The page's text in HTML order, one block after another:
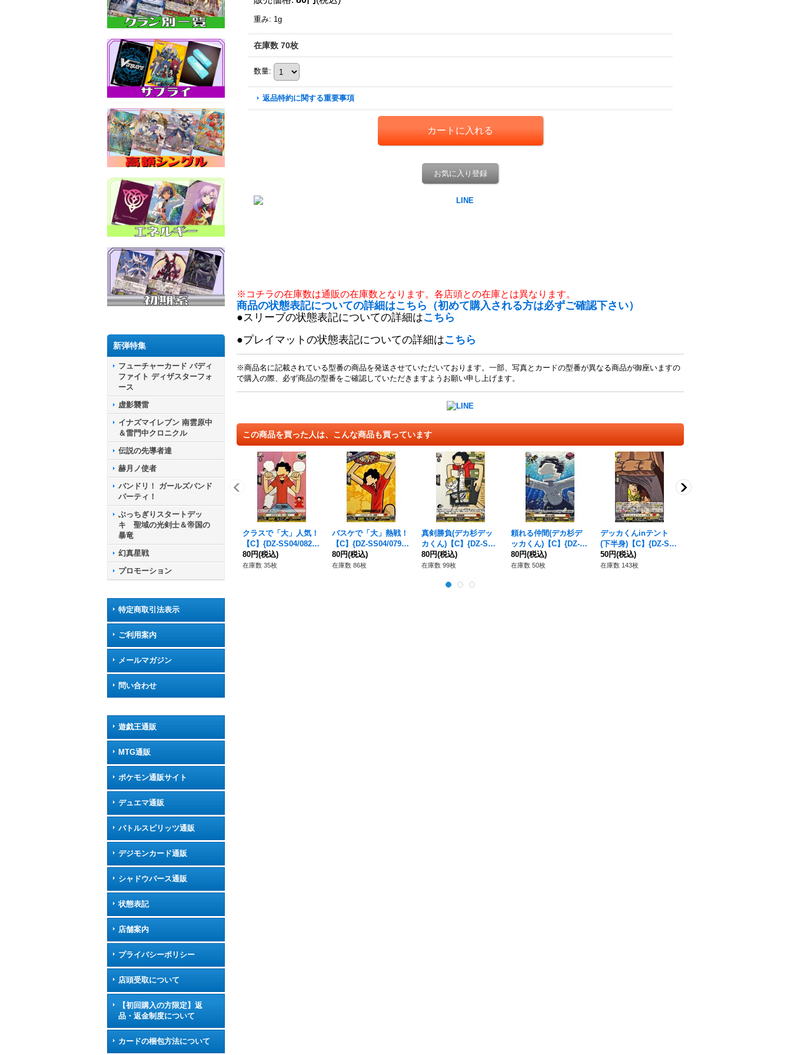
新弾特集
フューチャーカード バディ
ファイト ディザスターフォ
ース
虚影襲雷
イナズマイレブン 南雲原中
＆雷門中クロニクル
伝説の先導者達
赫月ノ使者
バンドリ！ ガールズバンド
パーティ！
ぶっちぎりスタートデッ
キ 聖域の光剣士＆帝国の
暴竜
幻真星戦
プロモーション
特定商取引法表示
ご利用案内
メールマガジン
問い合わせ
遊戯王通販
MTG通販
ポケモン通販サイト
デュエマ通販
バトルスピリッツ通販
デジモンカード通販
シャドウバース通販
状態表記
店舗案内
プライバシーポリシー
店頭受取について
【初回購入の方限定】返
品・返金制度について
カードの梱包方法について
重み: 1g
在庫数 70枚
数量:
返品特約に関する重要事項
お気に入り登録
※コチラの在庫数は通販の在庫数となります。各店頭との在庫とは異なります。
商品の状態表記についての詳細はこちら（初めて購入される方は必ずご確認下さい）
●スリーブの状態表記についての詳細はこちら
●プレイマットの状態表記についての詳細はこちら
※商品名に記載されている型番の商品を発送させていただいております。一部、写真とカードの型番が異なる商品が御座いますの
で購入の際、必ず商品の型番をご確認していただきますようお願い申し上げます。
この商品を買った人は、こんな商品も買っています
クラスで「大」人気！
【C】{DZ-SS04/082}
《コロコロケテルサン
クチュアリ》
80円(税込)
在庫数 35枚
バスケで「大」熱戦！
【C】{DZ-SS04/079}
《コロコロケテルサン
クチュアリ》
80円(税込)
在庫数 86枚
真剣勝負(デカ杉デッ
カくん)【C】{DZ-SS0
4/104D}《コロコロ》
80円(税込)
在庫数 99枚
頼れる仲間(デカ杉デ
ッカくん)【C】{DZ-S
S04/106D}《コロコ
ロ》
80円(税込)
在庫数 50枚
デッカくんinテント
(下半身)【C】{DZ-SS
04/076}《コロコロケ
テルサンクチュアリ》
50円(税込)
在庫数 143枚